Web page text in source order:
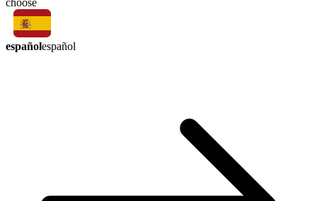
choose
españolespañol